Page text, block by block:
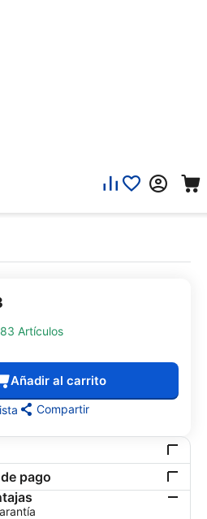
83 Artículos
Añadir al carrito
Compartir
pago